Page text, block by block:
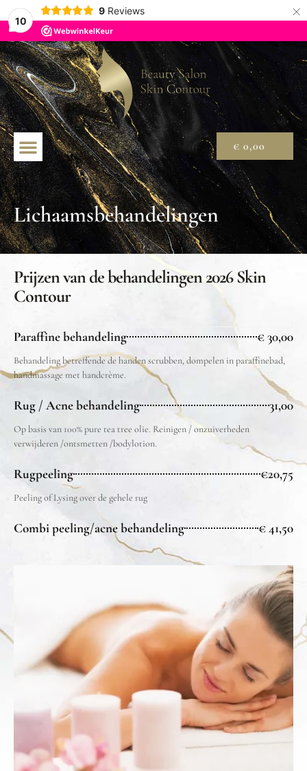
10
9 Reviews ×
€ 0,00
Lichaamsbehandelingen
Prijzen van de behandelingen 2026 Skin
Contour
Paraffine behandeling € 30,00
Behandeling betreffende de handen scrubben, dompelen in paraffinebad,
handmassage met handcrème.
Rug / Acne behandeling 31,00
Op basis van 100% pure tea tree olie. Reinigen / onzuiverheden
verwijderen /ontsmetten /bodylotion.
Rugpeeling €20,75
Peeling of Lysing over de gehele rug
Combi peeling/acne behandeling € 41,50